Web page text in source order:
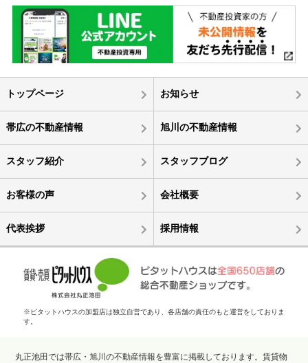
トップページ お知らせ
帯広の不動産情報 旭川の不動産情報
スタッフ紹介 スタッフブログ
お客様の声 会社概要
代表挨拶 採用情報
※ピタットハウスの加盟店は独立自営であり、各店舗の責任のもと運営をしておりま
す。
丸正池田では帯広・旭川の不動産情報を豊富に掲載しております。賃貸物